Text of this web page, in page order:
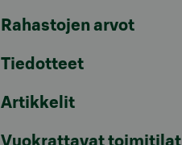
Rahastojen arvot
Tiedotteet
Artikkelit
Vuokrattavat toimitilat